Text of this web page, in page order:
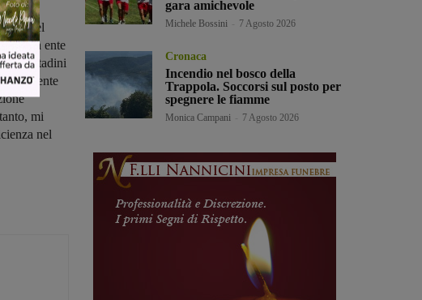
nel
su un ente
i cittadini
presidente
mi
nel
gara amichevole
Michele Bossini 7 Agosto 2026
Cronaca
Incendio nel bosco della
Trappola. Soccorsi sul posto per
spegnere le fiamme
Monica Campani 7 Agosto 2026